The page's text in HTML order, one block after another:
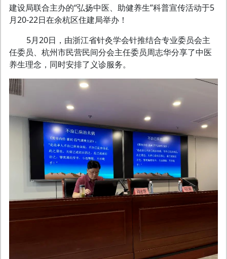
建设局联合主办的“弘扬中医、助健养生”科普宣传活动于5
月20-22日在余杭区住建局举办！
5月20日，由浙江省针灸学会针推结合专业委员会主
任委员、杭州市民营民间分会主任委员周志华分享了中医
养生理念，同时安排了义诊服务。